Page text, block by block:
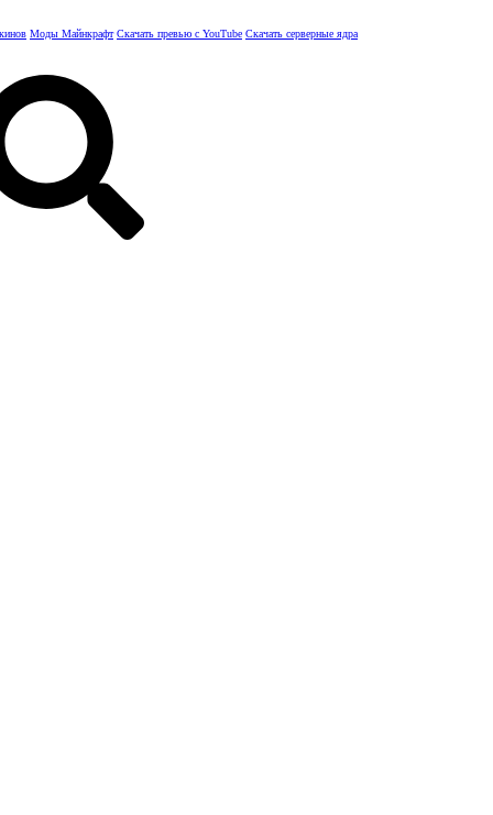
Моды Майнкрафт Скачать превью с YouTube Скачать серверные ядра